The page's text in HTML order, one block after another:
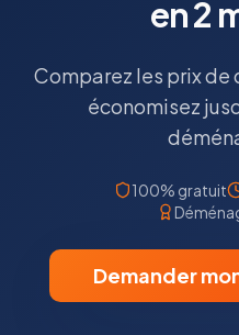
en 2
Comparez les prix de
économisez
100% gratuit
Demander